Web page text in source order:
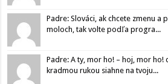
Padre: Slováci, ak chcete zmenu a
moloch, tak volte podľa progra...
Padre: A ty, mor ho! – hoj, mor
kradmou rukou siahne na tvoju...